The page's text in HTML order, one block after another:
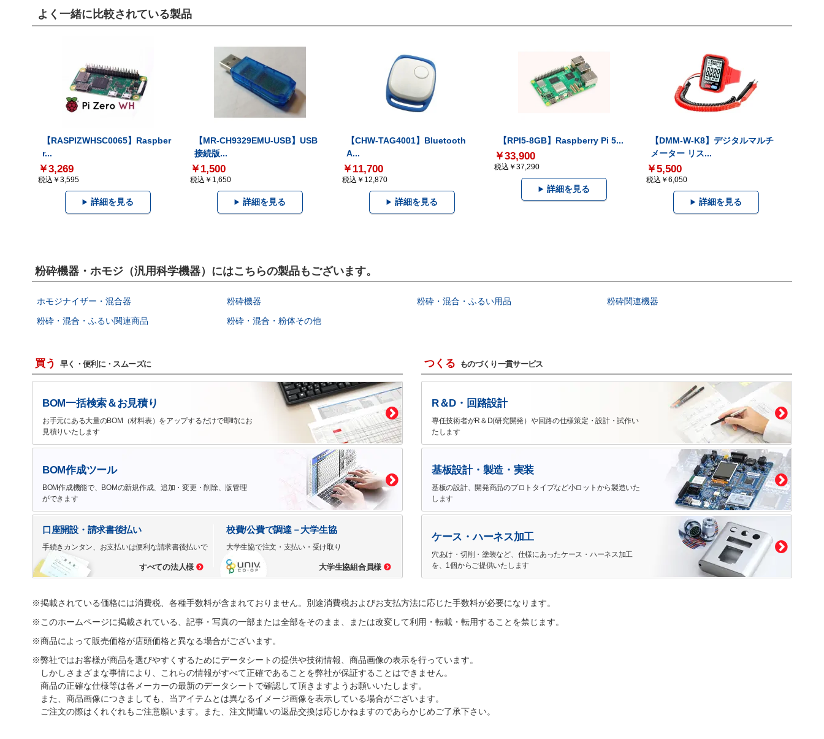
よく一緒に比較されている製品
【RASPIZWHSC0065】Raspber
r...
￥3,269
税込￥3,595
詳細を見る
【MR-CH9329EMU-USB】USB
接続版...
￥1,500
税込￥1,650
詳細を見る
【CHW-TAG4001】Bluetooth
A...
￥11,700
税込￥12,870
詳細を見る
【RPI5-8GB】Raspberry Pi 5...
￥33,900
税込￥37,290
詳細を見る
【DMM-W-K8】デジタルマルチ
メーター リス...
￥5,500
税込￥6,050
詳細を見る
粉砕機器・ホモジ（汎用科学機器）にはこちらの製品もございます。
ホモジナイザー・混合器 粉砕機器 粉砕・混合・ふるい用品
粉砕関連機器
粉砕・混合・ふるい関連商品
粉砕・混合・粉体その他
買う 早く・便利に・スムーズに
BOM一括検索＆お見積り
お手元にある大量のBOM（材料表）をアップするだけで即時にお
見積りいたします
BOM作成ツール
BOM作成機能で、BOMの新規作成、追加・変更・削除、版管理
ができます
口座開設・請求書後払い
手続きカンタン、お支払いは便利な請求書後払いで
すべての法人様
校費/公費で調達－大学生協
大学生協で注文・支払い・受け取り
大学生協組合員様
つくる ものづくり一貫サービス
R＆D・回路設計
専任技術者がR＆D(研究開発）や回路の仕様策定・設計・試作い
たします
基板設計・製造・実装
基板の設計、開発商品のプロトタイプなど小ロットから製造いた
します
ケース・ハーネス加工
穴あけ・切削・塗装など、仕様にあったケース・ハーネス加工
を、1個からご提供いたします
※掲載されている価格には消費税、各種手数料が含まれておりません。別途消費税およびお支払方法に応じた手数料が必要になります。
※このホームページに掲載されている、記事・写真の一部または全部をそのまま、または改変して利用・転載・転用することを禁じます。
※商品によって販売価格が店頭価格と異なる場合がございます。
※弊社ではお客様が商品を選びやすくするためにデータシートの提供や技術情報、商品画像の表示を行っています。
しかしさまざまな事情により、これらの情報がすべて正確であることを弊社が保証することはできません。
商品の正確な仕様等は各メーカーの最新のデータシートで確認して頂きますようお願いいたします。
また、商品画像につきましても、当アイテムとは異なるイメージ画像を表示している場合がございます。
ご注文の際はくれぐれもご注意願います。また、注文間違いの返品交換は応じかねますのであらかじめご了承下さい。